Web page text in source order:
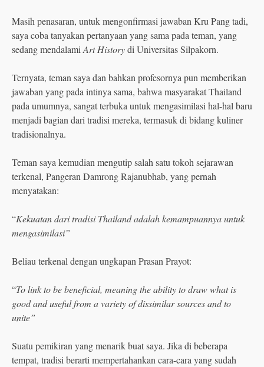
Masih penasaran, untuk mengonfirmasi jawaban Kru Pang tadi,
saya coba tanyakan pertanyaan yang sama pada teman, yang
sedang mendalamiArt Historydi Universitas Silpakorn.
Ternyata, teman saya dan bahkan profesornya pun memberikan
jawaban yang pada intinya sama, bahwa masyarakat Thailand
pada umumnya, sangat terbuka untuk mengasimilasi hal-hal baru
menjadi bagian dari tradisi mereka, termasuk di bidang kuliner
tradisionalnya.
Teman saya kemudian mengutip salah satu tokoh sejarawan
terkenal, Pangeran Damrong Rajanubhab, yang pernah
menyatakan:
“Kekuatan dari tradisi Thailand adalah kemampuannya untuk
mengasimilasi”
Beliau terkenal dengan ungkapan Prasan Prayot:
“To link to be beneficial, meaning the ability to draw what is
good and useful from a variety of dissimilar sources and to
unite”
Suatu pemikiran yang menarik buat saya. Jika di beberapa
tempat, tradisi berarti mempertahankan cara-cara yang sudah